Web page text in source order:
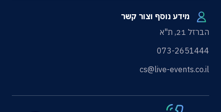
מידע נוסף וצור קשר
הברזל 21, ת"א
073-2651444
cs@live-events.co.il